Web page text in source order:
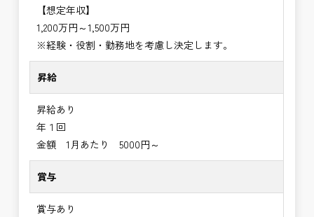
【想定年収】
1,200万円～1,500万円
※経験・役割・勤務地を考慮し決定します。
昇給
昇給あり
年１回
金額 1月あたり 5000円～
賞与
賞与あり